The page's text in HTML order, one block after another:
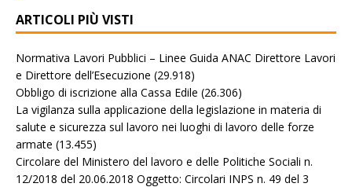
ARTICOLI PIÙ VISTI
Normativa Lavori Pubblici – Linee Guida ANAC Direttore Lavori
e Direttore dell’Esecuzione (29.918)
Obbligo di iscrizione alla Cassa Edile (26.306)
La vigilanza sulla applicazione della legislazione in materia di
salute e sicurezza sul lavoro nei luoghi di lavoro delle forze
armate (13.455)
Circolare del Ministero del lavoro e delle Politiche Sociali n.
12/2018 del 20.06.2018 Oggetto: Circolari INPS n. 49 del 3